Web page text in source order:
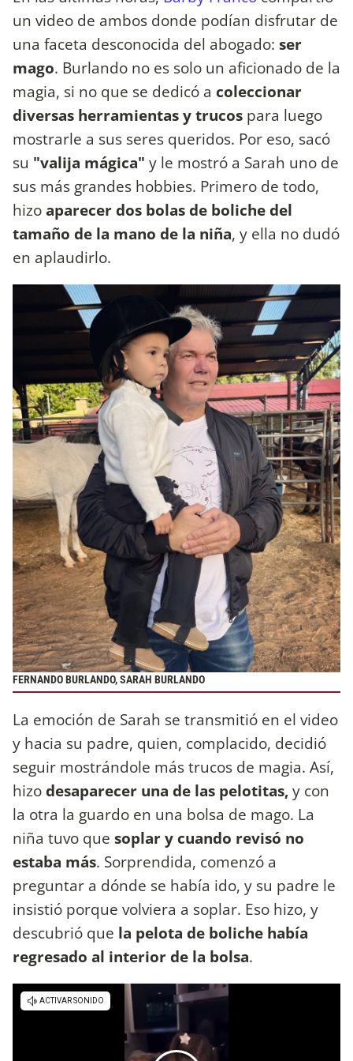
un video de ambos donde podían disfrutar de
una faceta desconocida del abogado: ser
mago. Burlando no es solo un aficionado de la
magia, si no que se dedicó a coleccionar
diversas herramientas y trucos para luego
mostrarle a sus seres queridos. Por eso, sacó
su "valija mágica" y le mostró a Sarah uno de
sus más grandes hobbies. Primero de todo,
hizoaparecer dos bolas de boliche del
tamaño de la mano de la niña, y ella no dudó
en aplaudirlo.
FERNANDO BURLANDO, SARAH BURLANDO
La emoción de Sarah se transmitió en el video
y hacia su padre, quien, complacido, decidió
seguir mostrándole más trucos de magia. Así,
hizodesaparecer una de las pelotitas,y con
la otra la guardo en una bolsa de mago. La
niña tuvo que soplar y cuando revisó no
estaba más. Sorprendida, comenzó a
preguntar a dónde se había ido, y su padre le
insistió porque volviera a soplar. Eso hizo, y
descubrió que la pelota de boliche había
regresado al interior de la bolsa.